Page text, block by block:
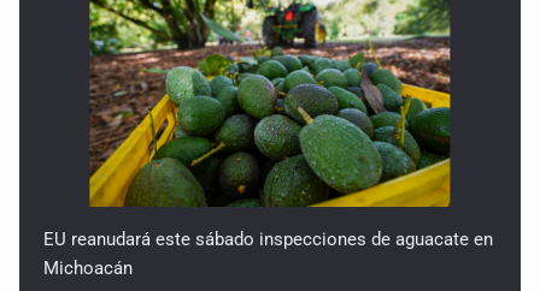
EU reanudará este sábado inspecciones de aguacate en
Michoacán